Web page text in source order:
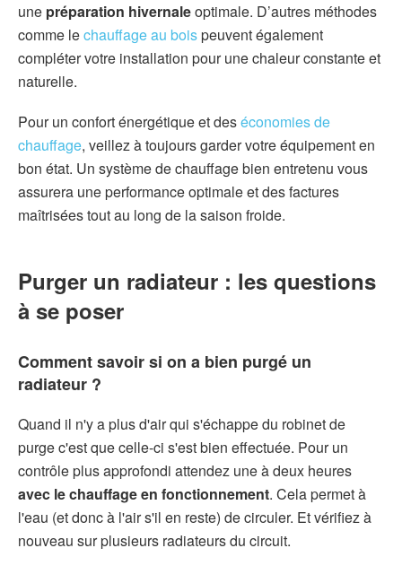
une préparation hivernaleoptimale. D’autres méthodes
comme lechauffage au boispeuvent également
compléter votre installation pour une chaleur constante et
naturelle.
Pour un confort énergétique et deséconomies de
chauffage, veillez à toujours garder votre équipement en
bon état. Un système de chauffage bien entretenu vous
assurera une performance optimale et des factures
maîtrisées tout au long de la saison froide.
Purger un radiateur : les questions
à se poser
Comment savoir si on a bien purgé un
radiateur ?
Quand il n'y a plus d'air qui s'échappe du robinet de
purge c'est que celle-ci s'est bien effectuée. Pour un
contrôle plus approfondi attendez une à deux heures
avec le chauffage en fonctionnement. Cela permet à
l'eau (et donc à l'air s'il en reste) de circuler. Et vérifiez à
nouveau sur plusieurs radiateurs du circuit.